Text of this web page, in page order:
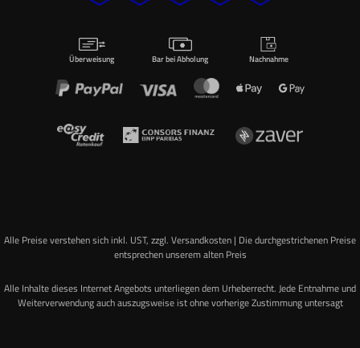
Überweisung Bar bei Abholung Nachnahme
Alle Preise verstehen sich inkl. UST, zzgl. Versandkosten | Die durchgestrichenen Preise
entsprechen unserem alten Preis
Alle Inhalte dieses Internet Angebots unterliegen dem Urheberrecht. Jede Entnahme und
Weiterverwendung auch auszugsweise ist ohne vorherige Zustimmung untersagt